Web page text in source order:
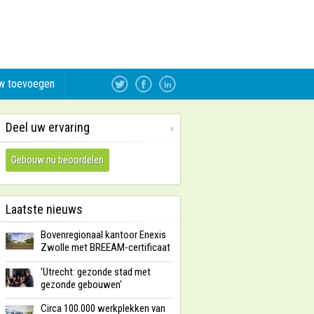
toevoegen
Deel uw ervaring »
Gebouw nu beoordelen
Laatste nieuws
Bovenregionaal kantoor Enexis
Zwolle met BREEAM-certificaat
'Utrecht: gezonde stad met
gezonde gebouwen'
Circa 100.000 werkplekken van